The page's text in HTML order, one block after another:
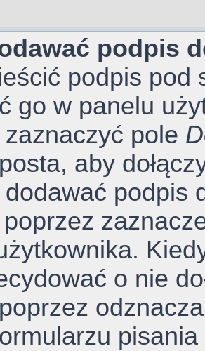
podpis
podpis pod
go w panelu
pole
aby
podpis
o nie